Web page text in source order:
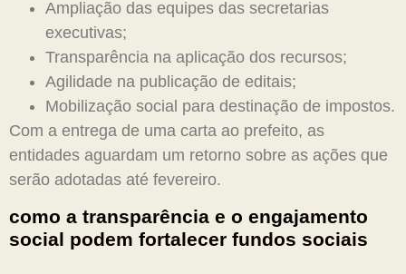
Ampliação das equipes das secretarias
executivas;
Transparência na aplicação dos recursos;
Agilidade na publicação de editais;
Mobilização social para destinação de impostos.
Com a entrega de uma carta ao prefeito, as
entidades aguardam um retorno sobre as ações que
serão adotadas até fevereiro.
como a transparência e o engajamento
social podem fortalecer fundos sociais